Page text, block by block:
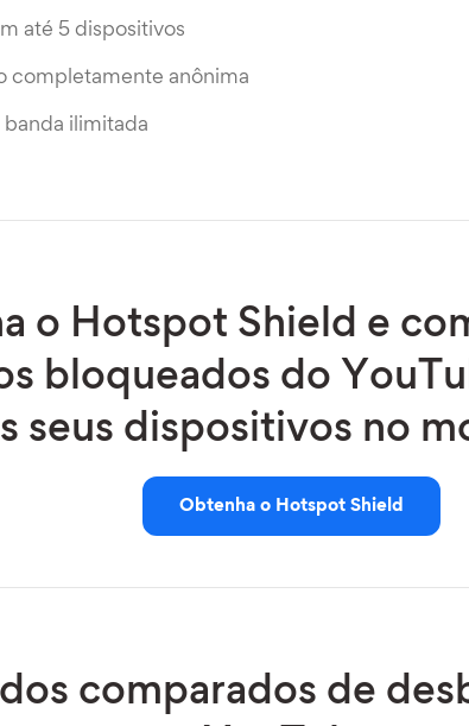
até 5 dispositivos
completamente anônima
banda ilimitada
o Hotspot Shield e
bloqueados do
seus dispositivos no
Obtenha o Hotspot Shield
comparados de